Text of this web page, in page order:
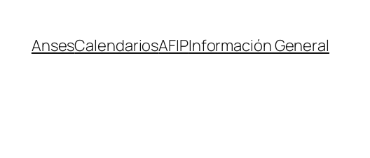
AnsesCalendariosAFIPInformación General